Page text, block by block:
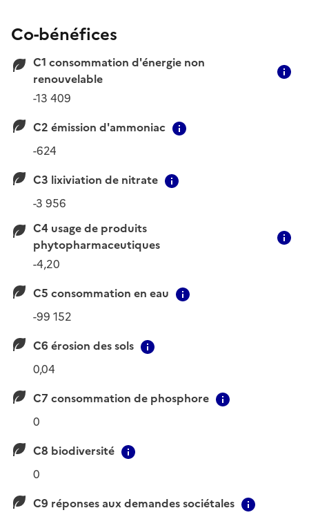
Co-bénéfices
C1 consommation d'énergie non
renouvelable
-13 409
C2 émission d'ammoniac
-624
C3 lixiviation de nitrate
-3 956
C4 usage de produits
phytopharmaceutiques
-4,20
C5 consommation en eau
-99 152
C6 érosion des sols
0,04
C7 consommation de phosphore
0
C8 biodiversité
0
C9 réponses aux demandes sociétales